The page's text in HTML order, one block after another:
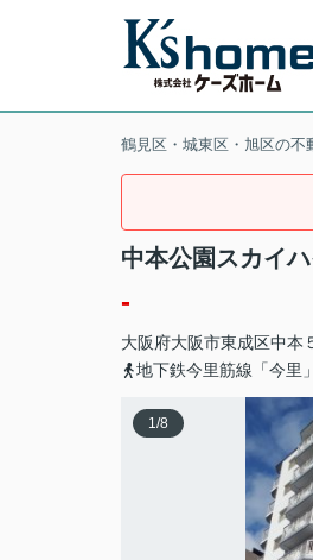
鶴見区・城東区・旭区の不
中本公園スカイ
-
大阪府大阪市東成区中本
地下鉄今里筋線「今里
1/8